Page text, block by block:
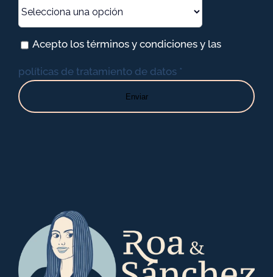
Acepto los términos y condiciones y las
políticas de tratamiento de datos *
Enviar